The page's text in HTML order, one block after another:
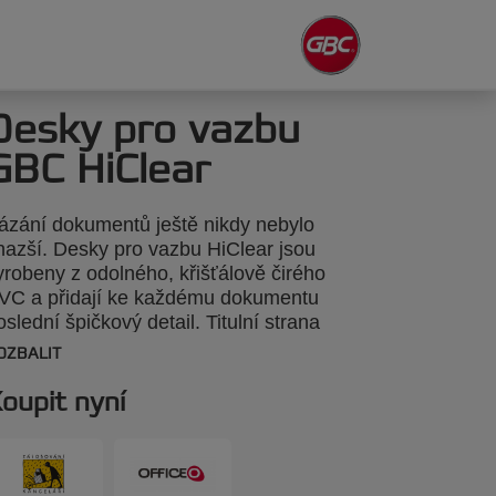
pro vazbu
HiClear
dokumentů ještě nikdy nebylo
Desky pro vazbu HiClear jsou
z odolného, křišťálově čirého
a přidají ke každému dokumentu
špičkový detail. Titulní strana
ohromující dojem a zbývající obsah
čiré. Tloušťka 150 mikronů.
A4. Balení: 100 kusů.
nyní